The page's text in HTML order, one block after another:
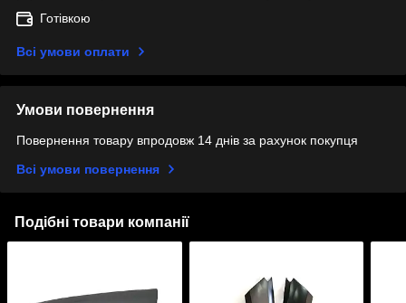
Готівкою
Всі умови оплати
Умови повернення
Повернення товару впродовж 14 днів за рахунок покупця
Всі умови повернення
Подібні товари компанії